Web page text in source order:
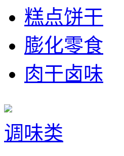
糕点饼干
膨化零食
肉干卤味
调味类